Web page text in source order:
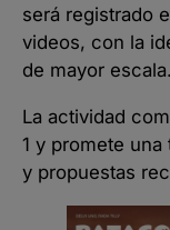
será registrado
videos, con la
de mayor escala.
La actividad
1 y promete
y propuestas